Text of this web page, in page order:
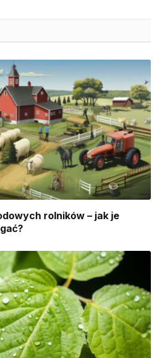
rolników – jak je